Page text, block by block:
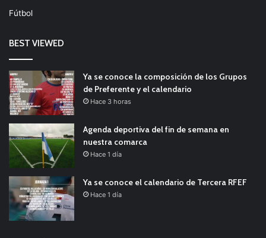
Fútbol
BEST VIEWED
Ya se conoce la composición de los Grupos
de Preferente y el calendario
Hace 3 horas
Agenda deportiva del fin de semana en
nuestra comarca
Hace 1 día
Ya se conoce el calendario de Tercera RFEF
Hace 1 día